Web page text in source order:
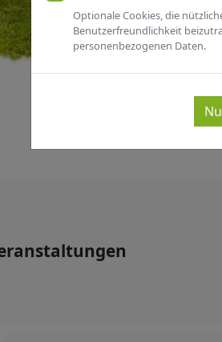
Optionale Cookies, die
Benutzerfreundlichkeit
personenbezogenen Daten.